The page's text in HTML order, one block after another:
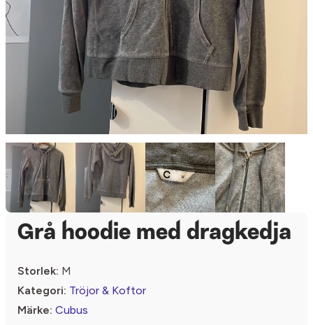
Grå hoodie med dragkedja
Storlek: M
Kategori: Tröjor & Koftor
Märke: Cubus